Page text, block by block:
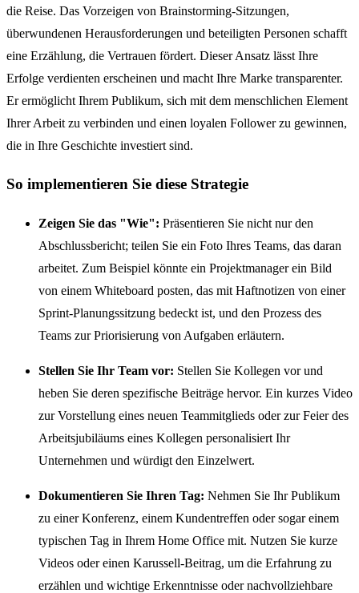
die Reise. Das Vorzeigen von Brainstorming-Sitzungen,
überwundenen Herausforderungen und beteiligten Personen schafft
eine Erzählung, die Vertrauen fördert. Dieser Ansatz lässt Ihre
Erfolge verdienten erscheinen und macht Ihre Marke transparenter.
Er ermöglicht Ihrem Publikum, sich mit dem menschlichen Element
Ihrer Arbeit zu verbinden und einen loyalen Follower zu gewinnen,
die in Ihre Geschichte investiert sind.
So implementieren Sie diese Strategie
Zeigen Sie das "Wie": Präsentieren Sie nicht nur den
Abschlussbericht; teilen Sie ein Foto Ihres Teams, das daran
arbeitet. Zum Beispiel könnte ein Projektmanager ein Bild
von einem Whiteboard posten, das mit Haftnotizen von einer
Sprint-Planungssitzung bedeckt ist, und den Prozess des
Teams zur Priorisierung von Aufgaben erläutern.
Stellen Sie Ihr Team vor: Stellen Sie Kollegen vor und
heben Sie deren spezifische Beiträge hervor. Ein kurzes Video
zur Vorstellung eines neuen Teammitglieds oder zur Feier des
Arbeitsjubiläums eines Kollegen personalisiert Ihr
Unternehmen und würdigt den Einzelwert.
Dokumentieren Sie Ihren Tag: Nehmen Sie Ihr Publikum
zu einer Konferenz, einem Kundentreffen oder sogar einem
typischen Tag in Ihrem Home Office mit. Nutzen Sie kurze
Videos oder einen Karussell-Beitrag, um die Erfahrung zu
erzählen und wichtige Erkenntnisse oder nachvollziehbare